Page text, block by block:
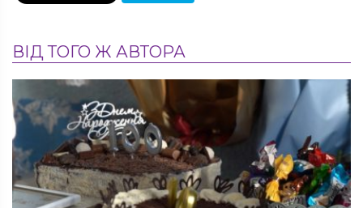
ВІД ТОГО Ж АВТОРА